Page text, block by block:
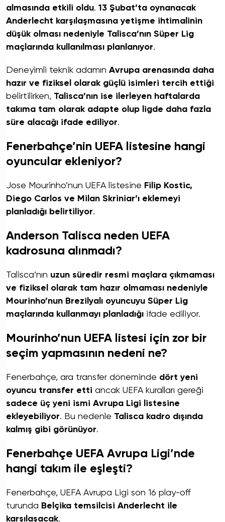
almasında etkili oldu. 13 Şubat’ta oynanacak
Anderlecht karşılaşmasına yetişme ihtimalinin
düşük olması nedeniyle Talisca’nın Süper Lig
maçlarında kullanılması planlanıyor.
Deneyimli teknik adamın Avrupa arenasında daha
hazır ve fiziksel olarak güçlü isimleri tercih ettiği
belirtilirken, Talisca’nın ise ilerleyen haftalarda
takıma tam olarak adapte olup ligde daha fazla
süre alacağı ifade ediliyor.
Fenerbahçe’nin UEFA listesine hangi
oyuncular ekleniyor?
Jose Mourinho’nun UEFA listesine Filip Kostic,
Diego Carlos ve Milan Skriniar’ı eklemeyi
planladığı belirtiliyor.
Anderson Talisca neden UEFA
kadrosuna alınmadı?
Talisca’nın uzun süredir resmi maçlara çıkmaması
ve fiziksel olarak tam hazır olmaması nedeniyle
Mourinho’nun Brezilyalı oyuncuyu Süper Lig
maçlarında kullanmayı planladığı ifade ediliyor.
Mourinho’nun UEFA listesi için zor bir
seçim yapmasının nedeni ne?
Fenerbahçe, ara transfer döneminde dört yeni
oyuncu transfer etti ancak UEFA kuralları gereği
sadece üç yeni ismi Avrupa Ligi listesine
ekleyebiliyor. Bu nedenle Talisca kadro dışında
kalmış gibi görünüyor.
Fenerbahçe UEFA Avrupa Ligi’nde
hangi takım ile eşleşti?
Fenerbahçe, UEFA Avrupa Ligi son 16 play-off
turunda Belçika temsilcisi Anderlecht ile
karşılaşacak.